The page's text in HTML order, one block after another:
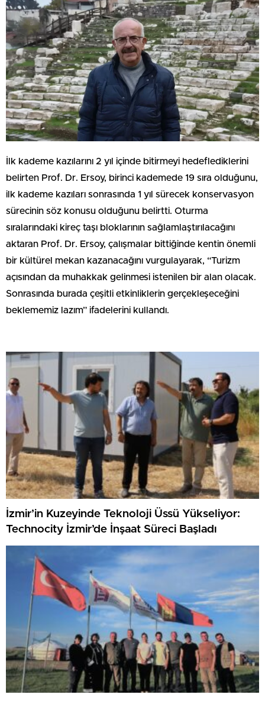
İlk kademe kazılarını 2 yıl içinde bitirmeyi hedeflediklerini
belirten Prof. Dr. Ersoy, birinci kademede 19 sıra olduğunu,
ilk kademe kazıları sonrasında 1 yıl sürecek konservasyon
sürecinin söz konusu olduğunu belirtti. Oturma
sıralarındaki kireç taşı bloklarının sağlamlaştırılacağını
aktaran Prof. Dr. Ersoy, çalışmalar bittiğinde kentin önemli
bir kültürel mekan kazanacağını vurgulayarak, “Turizm
açısından da muhakkak gelinmesi istenilen bir alan olacak.
Sonrasında burada çeşitli etkinliklerin gerçekleşeceğini
beklememiz lazım” ifadelerini kullandı.
İzmir’in Kuzeyinde Teknoloji Üssü Yükseliyor:
Technocity İzmir’de İnşaat Süreci Başladı